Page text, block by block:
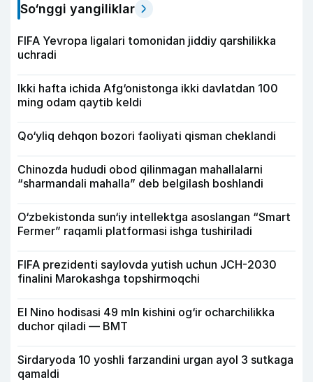
So‘nggi yangiliklar
FIFA Yevropa ligalari tomonidan jiddiy qarshilikka
uchradi
Ikki hafta ichida Afg‘onistonga ikki davlatdan 100
ming odam qaytib keldi
Qo‘yliq dehqon bozori faoliyati qisman cheklandi
Chinozda hududi obod qilinmagan mahallalarni
“sharmandali mahalla” deb belgilash boshlandi
O‘zbekistonda sun‘iy intellektga asoslangan “Smart
Fermer” raqamli platformasi ishga tushiriladi
FIFA prezidenti saylovda yutish uchun JCH-2030
finalini Marokashga topshirmoqchi
El Nino hodisasi 49 mln kishini og‘ir ocharchilikka
duchor qiladi — BMT
Sirdaryoda 10 yoshli farzandini urgan ayol 3 sutkaga
qamaldi